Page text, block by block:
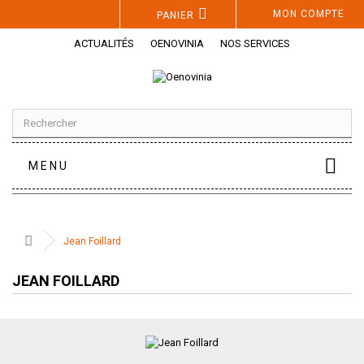
MON COMPTE
PANIER
ACTUALITÉS OENOVINIA NOS SERVICES
MENU
Jean Foillard
JEAN FOILLARD